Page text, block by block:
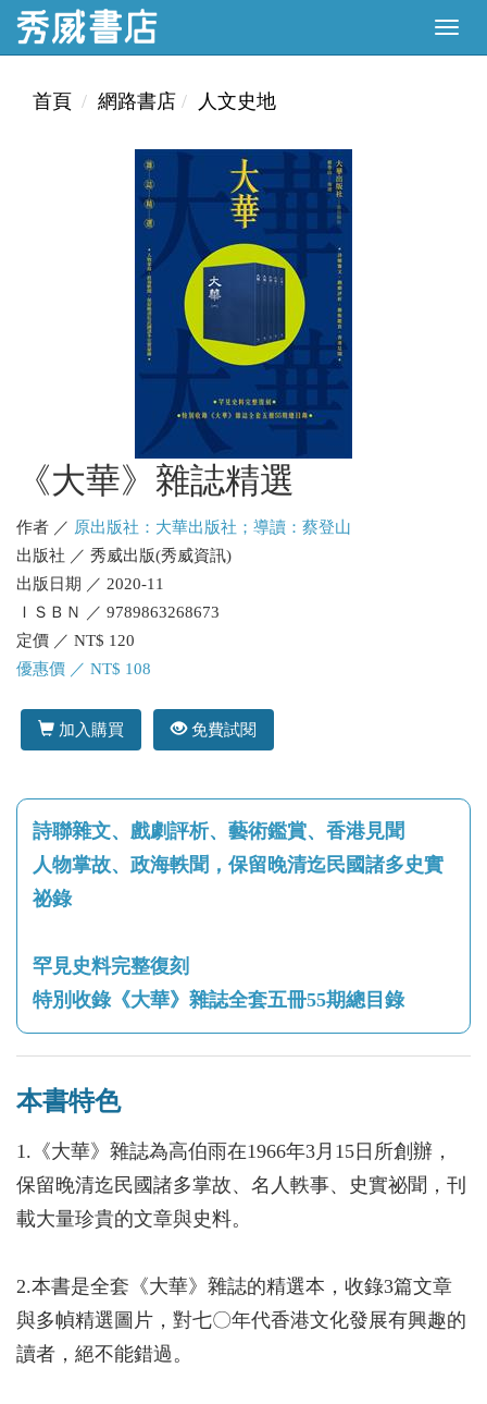
首頁 網路書店 人文史地
《大華》雜誌精選
作者 ／ 原出版社：大華出版社；導讀：蔡登山
出版社 ／ 秀威出版(秀威資訊)
出版日期 ／ 2020-11
ＩＳＢＮ ／ 9789863268673
定價 ／ NT$ 120
優惠價 ／ NT$ 108
加入購買 免費試閱
詩聯雜文、戲劇評析、藝術鑑賞、香港見聞
人物掌故、政海軼聞，保留晚清迄民國諸多史實
祕錄
罕見史料完整復刻
特別收錄《大華》雜誌全套五冊55期總目錄
本書特色
1.《大華》雜誌為高伯雨在1966年3月15日所創辦，
保留晚清迄民國諸多掌故、名人軼事、史實祕聞，刊
載大量珍貴的文章與史料。
2.本書是全套《大華》雜誌的精選本，收錄3篇文章
與多幀精選圖片，對七〇年代香港文化發展有興趣的
讀者，絕不能錯過。